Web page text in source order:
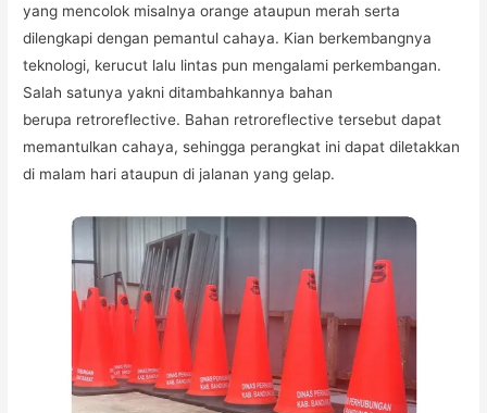
yang mencolok misalnya orange ataupun merah serta
dilengkapi dengan pemantul cahaya. Kian berkembangnya
teknologi, kerucut lalu lintas pun mengalami perkembangan.
Salah satunya yakni ditambahkannya bahan
berupa retroreflective. Bahan retroreflective tersebut dapat
memantulkan cahaya, sehingga perangkat ini dapat diletakkan
di malam hari ataupun di jalanan yang gelap.